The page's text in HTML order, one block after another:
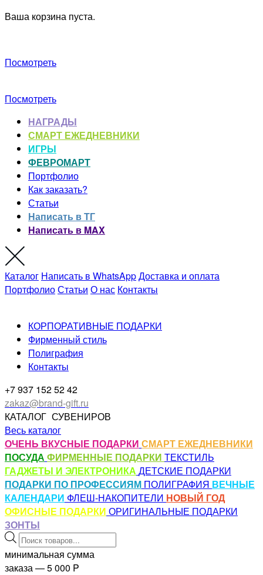
Ваша корзина пуста.
Посмотреть
Посмотреть
НАГРАДЫ
СМАРТ ЕЖЕДНЕВНИКИ
ИГРЫ
ФЕВРОМАРТ
Портфолио
Как заказать?
Статьи
Написать в ТГ
Написать в MAX
Каталог Написать в WhatsAppДоставка и оплата
ПортфолиоСтатьи О нас Контакты
КОРПОРАТИВНЫЕ ПОДАРКИ
Фирменный стиль
Полиграфия
Контакты
+7 937 152 52 42
zakaz@brand-gift.ru
КАТАЛОГ СУВЕНИРОВ
Весь каталог
ОЧЕНЬ ВКУСНЫЕ ПОДАРКИ СМАРТ ЕЖЕДНЕВНИКИ
ПОСУДА ФИРМЕННЫЕ ПОДАРКИ ТЕКСТИЛЬ
ГАДЖЕТЫ И ЭЛЕКТРОНИКА ДЕТСКИЕ ПОДАРКИ
ПОДАРКИ ПО ПРОФЕССИЯМ ПОЛИГРАФИЯ ВЕЧНЫЕ
КАЛЕНДАРИ ФЛЕШ-НАКОПИТЕЛИ НОВЫЙ ГОД
ОФИСНЫЕ ПОДАРКИ ОРИГИНАЛЬНЫЕ ПОДАРКИ
ЗОНТЫ
Поиск
товаров
минимальная сумма
заказа — 5 000 P